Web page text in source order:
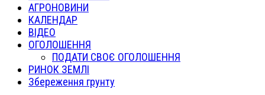
АГРОНОВИНИ
КАЛЕНДАР
ВІДЕО
ОГОЛОШЕННЯ
ПОДАТИ СВОЄ ОГОЛОШЕННЯ
РИНОК ЗЕМЛІ
Збереження грунту